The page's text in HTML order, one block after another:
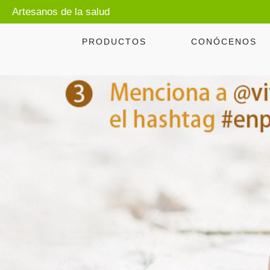
Artesanos de la salud
PRODUCTOS CONÓCENOS